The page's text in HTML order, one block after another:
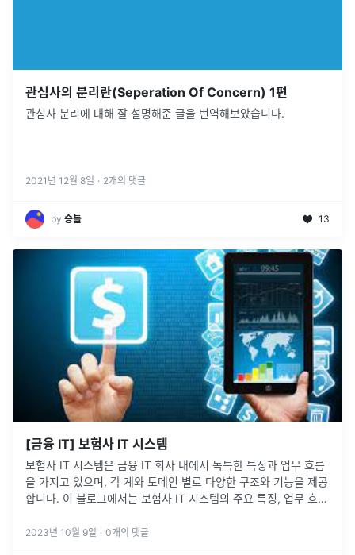
관심사의 분리란(Seperation Of Concern) 1편
관심사 분리에 대해 잘 설명해준 글을 번역해보았습니다.
2021년 12월 8일 · 2개의 댓글
by 승톨 13
[금융 IT] 보험사 IT 시스템
보험사 IT 시스템은 금융 IT 회사 내에서 독특한 특징과 업무 흐름
을 가지고 있으며, 각 계와 도메인 별로 다양한 구조와 기능을 제공
합니다. 이 블로그에서는 보험사 IT 시스템의 주요 특징, 업무 흐
본...
2023년 10월 9일 · 0개의 댓글